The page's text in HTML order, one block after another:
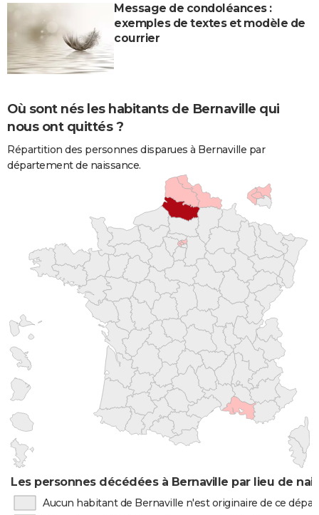
Message de condoléances :
exemples de textes et modèle de
courrier
Où sont nés les habitants de Bernaville qui
nous ont quittés ?
Répartition des personnes disparues à Bernaville par
département de naissance.
Les personnes décédées à Bernaville par lieu de
Aucun habitant de Bernaville n'est originaire de ce